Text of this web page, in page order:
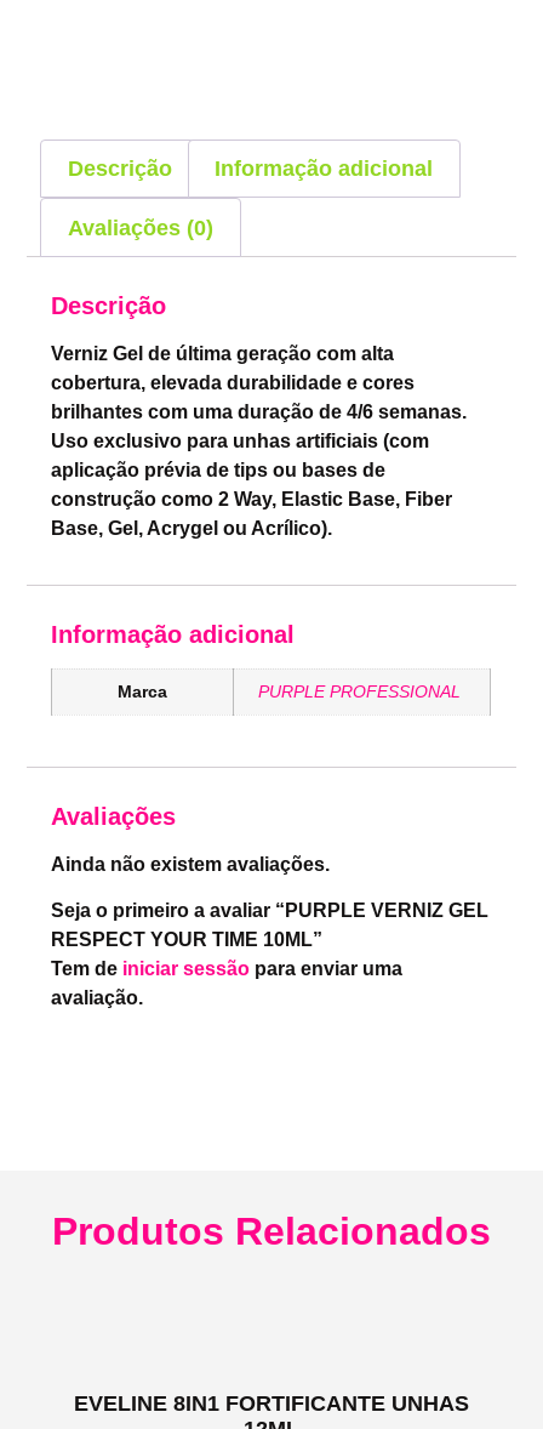
Descrição Informação adicional
Avaliações (0)
Descrição
Verniz Gel de última geração com alta
cobertura, elevada durabilidade e cores
brilhantes com uma duração de 4/6 semanas.
Uso exclusivo para unhas artificiais (com
aplicação prévia de tips ou bases de
construção como 2 Way, Elastic Base, Fiber
Base, Gel, Acrygel ou Acrílico).
Informação adicional
Marca PURPLE PROFESSIONAL
Avaliações
Ainda não existem avaliações.
Seja o primeiro a avaliar “PURPLE VERNIZ GEL
RESPECT YOUR TIME 10ML”
Tem de iniciar sessão para enviar uma
avaliação.
Produtos Relacionados
EVELINE 8IN1 FORTIFICANTE UNHAS